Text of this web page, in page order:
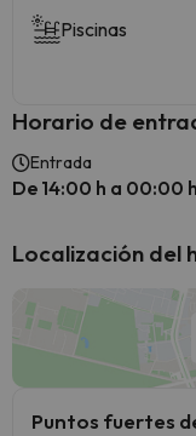
Piscinas
Horario de
Entrada
De 14:00 h a 00:00 h
Localización del
Puntos fuertes